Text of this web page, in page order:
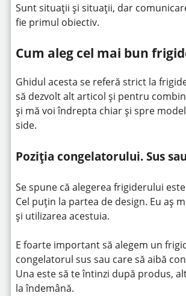
Sunt situații și situații, dar
fie primul obiectiv.
Cum aleg cel mai bun
Ghidul acesta se referă strict la
să dezvolt alt articol și pentru
și mă voi îndrepta chiar și spre
side.
Poziția congelatorului. Sus
Se spune că alegerea frigiderului
Cel puțin la partea de design. Eu aș
și utilizarea acestuia.
E foarte important să alegem un
congelatorul sus sau care să aibă
Una este să te întinzi după produs,
la îndemână.